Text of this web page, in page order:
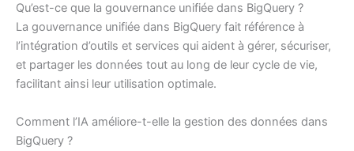
Qu’est-ce que la gouvernance unifiée dans BigQuery ?
La gouvernance unifiée dans BigQuery fait référence à
l’intégration d’outils et services qui aident à gérer, sécuriser,
et partager les données tout au long de leur cycle de vie,
facilitant ainsi leur utilisation optimale.
Comment l’IA améliore-t-elle la gestion des données dans
BigQuery ?